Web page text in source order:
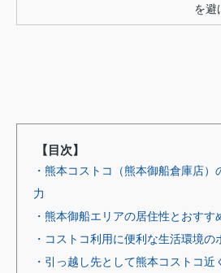
を避
【目次】
・熊本コストコ（熊本御船倉庫店
力
・熊本御船エリアの居住性とおすす
・コストコ利用に便利な生活環境の
・引っ越し先として熊本コストコ近